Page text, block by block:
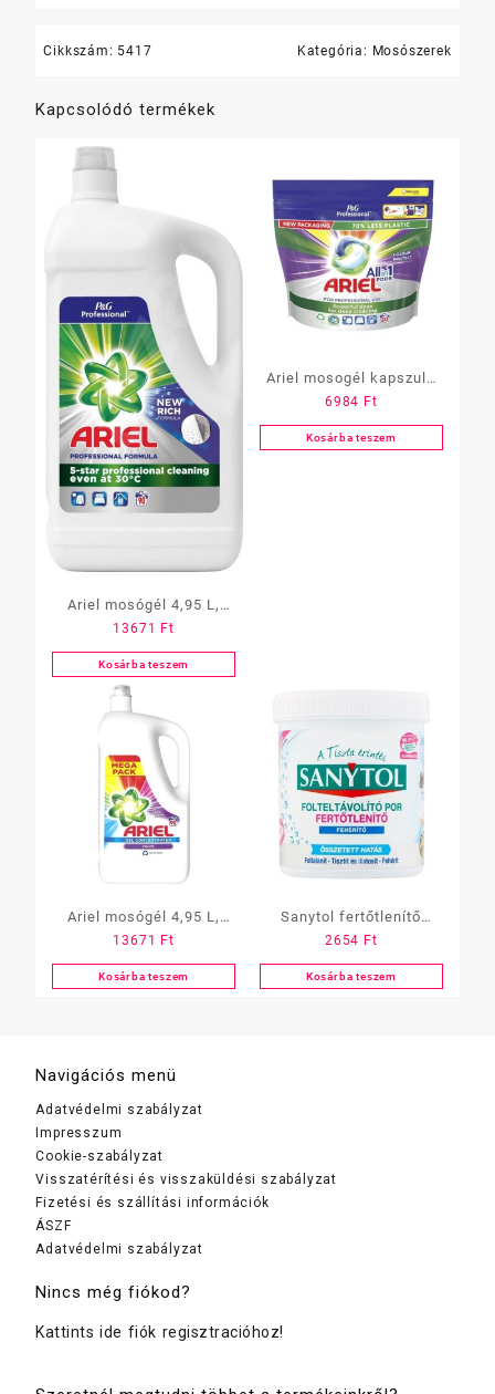
Cikkszám: 5417 Kategória: Mosószerek
Kapcsolódó termékek
Ariel mosógél 4,95 L,
FEHÉR, 110 mosás
13671 Ft
Kosárba teszem
Ariel mosogél kapszula
All in One, 60 db-os,
color
6984 Ft
Kosárba teszem
Ariel mosógél 4,95 L,
COLOR, 110 mosás
13671 Ft
Kosárba teszem
Sanytol fertőtlenítő
folteltávolító, FEHÉR, 450
gramm
2654 Ft
Kosárba teszem
Navigációs menü
Adatvédelmi szabályzat
Impresszum
Cookie-szabályzat
Visszatérítési és visszaküldési szabályzat
Fizetési és szállítási információk
ÁSZF
Adatvédelmi szabályzat
Nincs még fiókod?
Kattints ide fiók regisztracióhoz!